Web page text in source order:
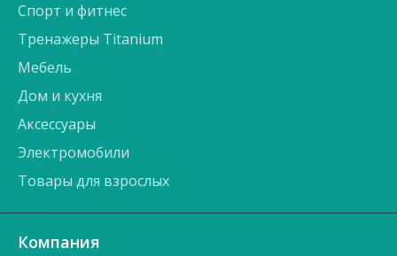
Спорт и фитнес
Тренажеры Titanium
Мебель
Дом и кухня
Аксессуары
Электромобили
Товары для взрослых
Компания